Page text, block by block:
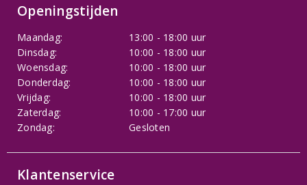
Openingstijden
Maandag:
13:00 - 18:00 uur
Dinsdag:
10:00 - 18:00 uur
Woensdag:
10:00 - 18:00 uur
Donderdag:
10:00 - 18:00 uur
Vrijdag:
10:00 - 18:00 uur
Zaterdag:
10:00 - 17:00 uur
Zondag:
Gesloten
Klantenservice